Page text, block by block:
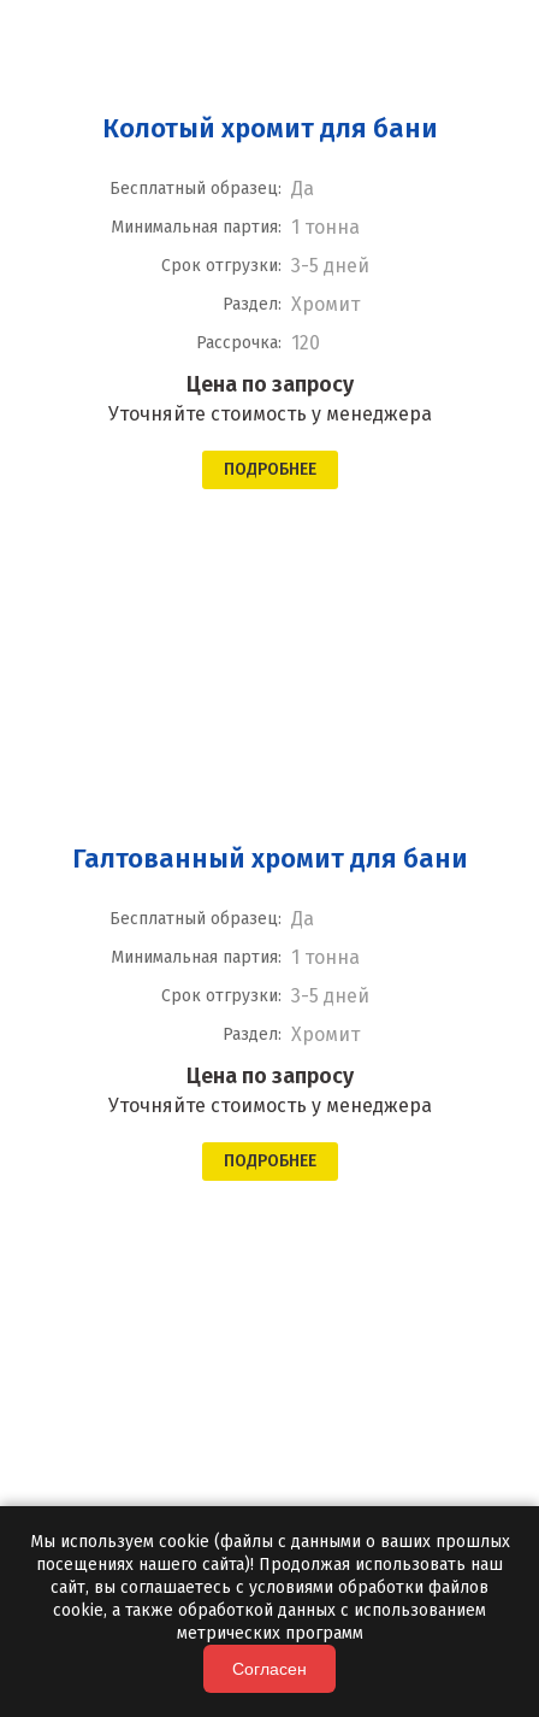
Колотый хромит для бани
Бесплатный образец: Да
Минимальная партия: 1 тонна
Срок отгрузки: 3-5 дней
Раздел: Хромит
Рассрочка: 120
Цена по запросу
Уточняйте стоимость у менеджера
ПОДРОБНЕЕ
Галтованный хромит для бани
Бесплатный образец: Да
Минимальная партия: 1 тонна
Срок отгрузки: 3-5 дней
Раздел: Хромит
Цена по запросу
Уточняйте стоимость у менеджера
ПОДРОБНЕЕ
Колотая яшма для бани
Бесплатный образец: Да
Минимальная партия: 1 тонна
Срок отгрузки: 3-5 дней
Мы используем cookie (файлы с данными о ваших прошлых
посещениях нашего сайта)! Продолжая использовать наш
сайт, вы соглашаетесь с условиями обработки файлов
cookie, а также обработкой данных с использованием
метрических программ
Согласен